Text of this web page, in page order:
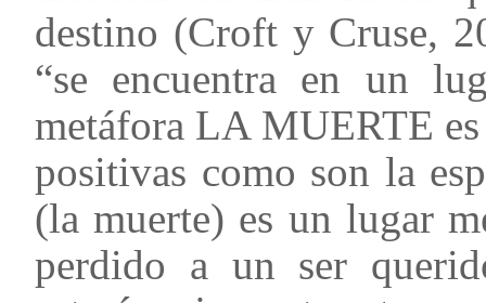
destino (Croft y Cruse,
“se encuentra en un
metáfora LA MUERTE
positivas como son la
(la muerte) es un lugar
perdido a un ser